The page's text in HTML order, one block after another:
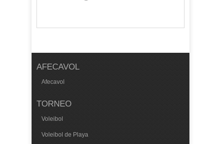
AFECAVOL
Afecavol
TORNEO
Voleibol
Voleibol de Playa